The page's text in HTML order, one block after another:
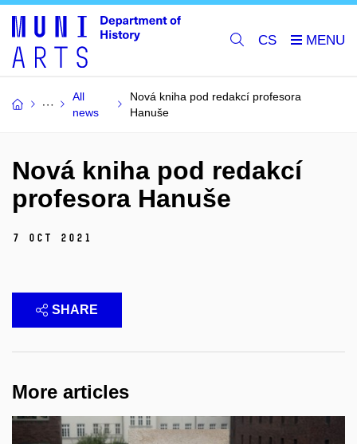
CS
All
news
Nová kniha pod redakcí profesora
Hanuše
Nová kniha pod redakcí
profesora Hanuše
7 Oct 2021
SHARE
More articles